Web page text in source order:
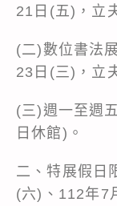
21日(五)，立
(二)數位書法
23日(三)，立
(三)週一至週
日休館)。
二、特展假日
(六)、112年7